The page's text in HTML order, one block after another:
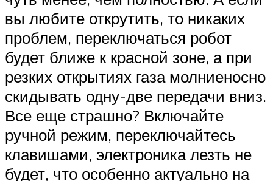
вы любите открутить, то никаких
проблем, переключаться робот
будет ближе к красной зоне, а при
резких открытиях газа молниеносно
скидывать одну-две передачи вниз.
Все еще страшно? Включайте
ручной режим, переключайтесь
клавишами, электроника лезть не
будет, что особенно актуально на